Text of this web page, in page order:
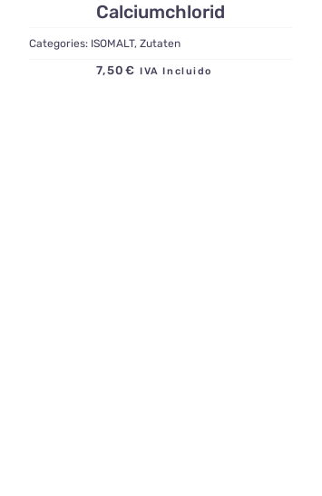
Calciumchlorid
Categories: ISOMALT, Zutaten
7,50€ IVA Incluido